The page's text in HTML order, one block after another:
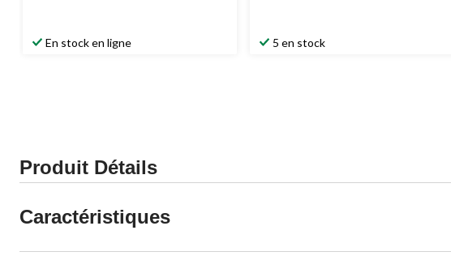
En stock en ligne 5 en stock
Produit Détails
Caractéristiques